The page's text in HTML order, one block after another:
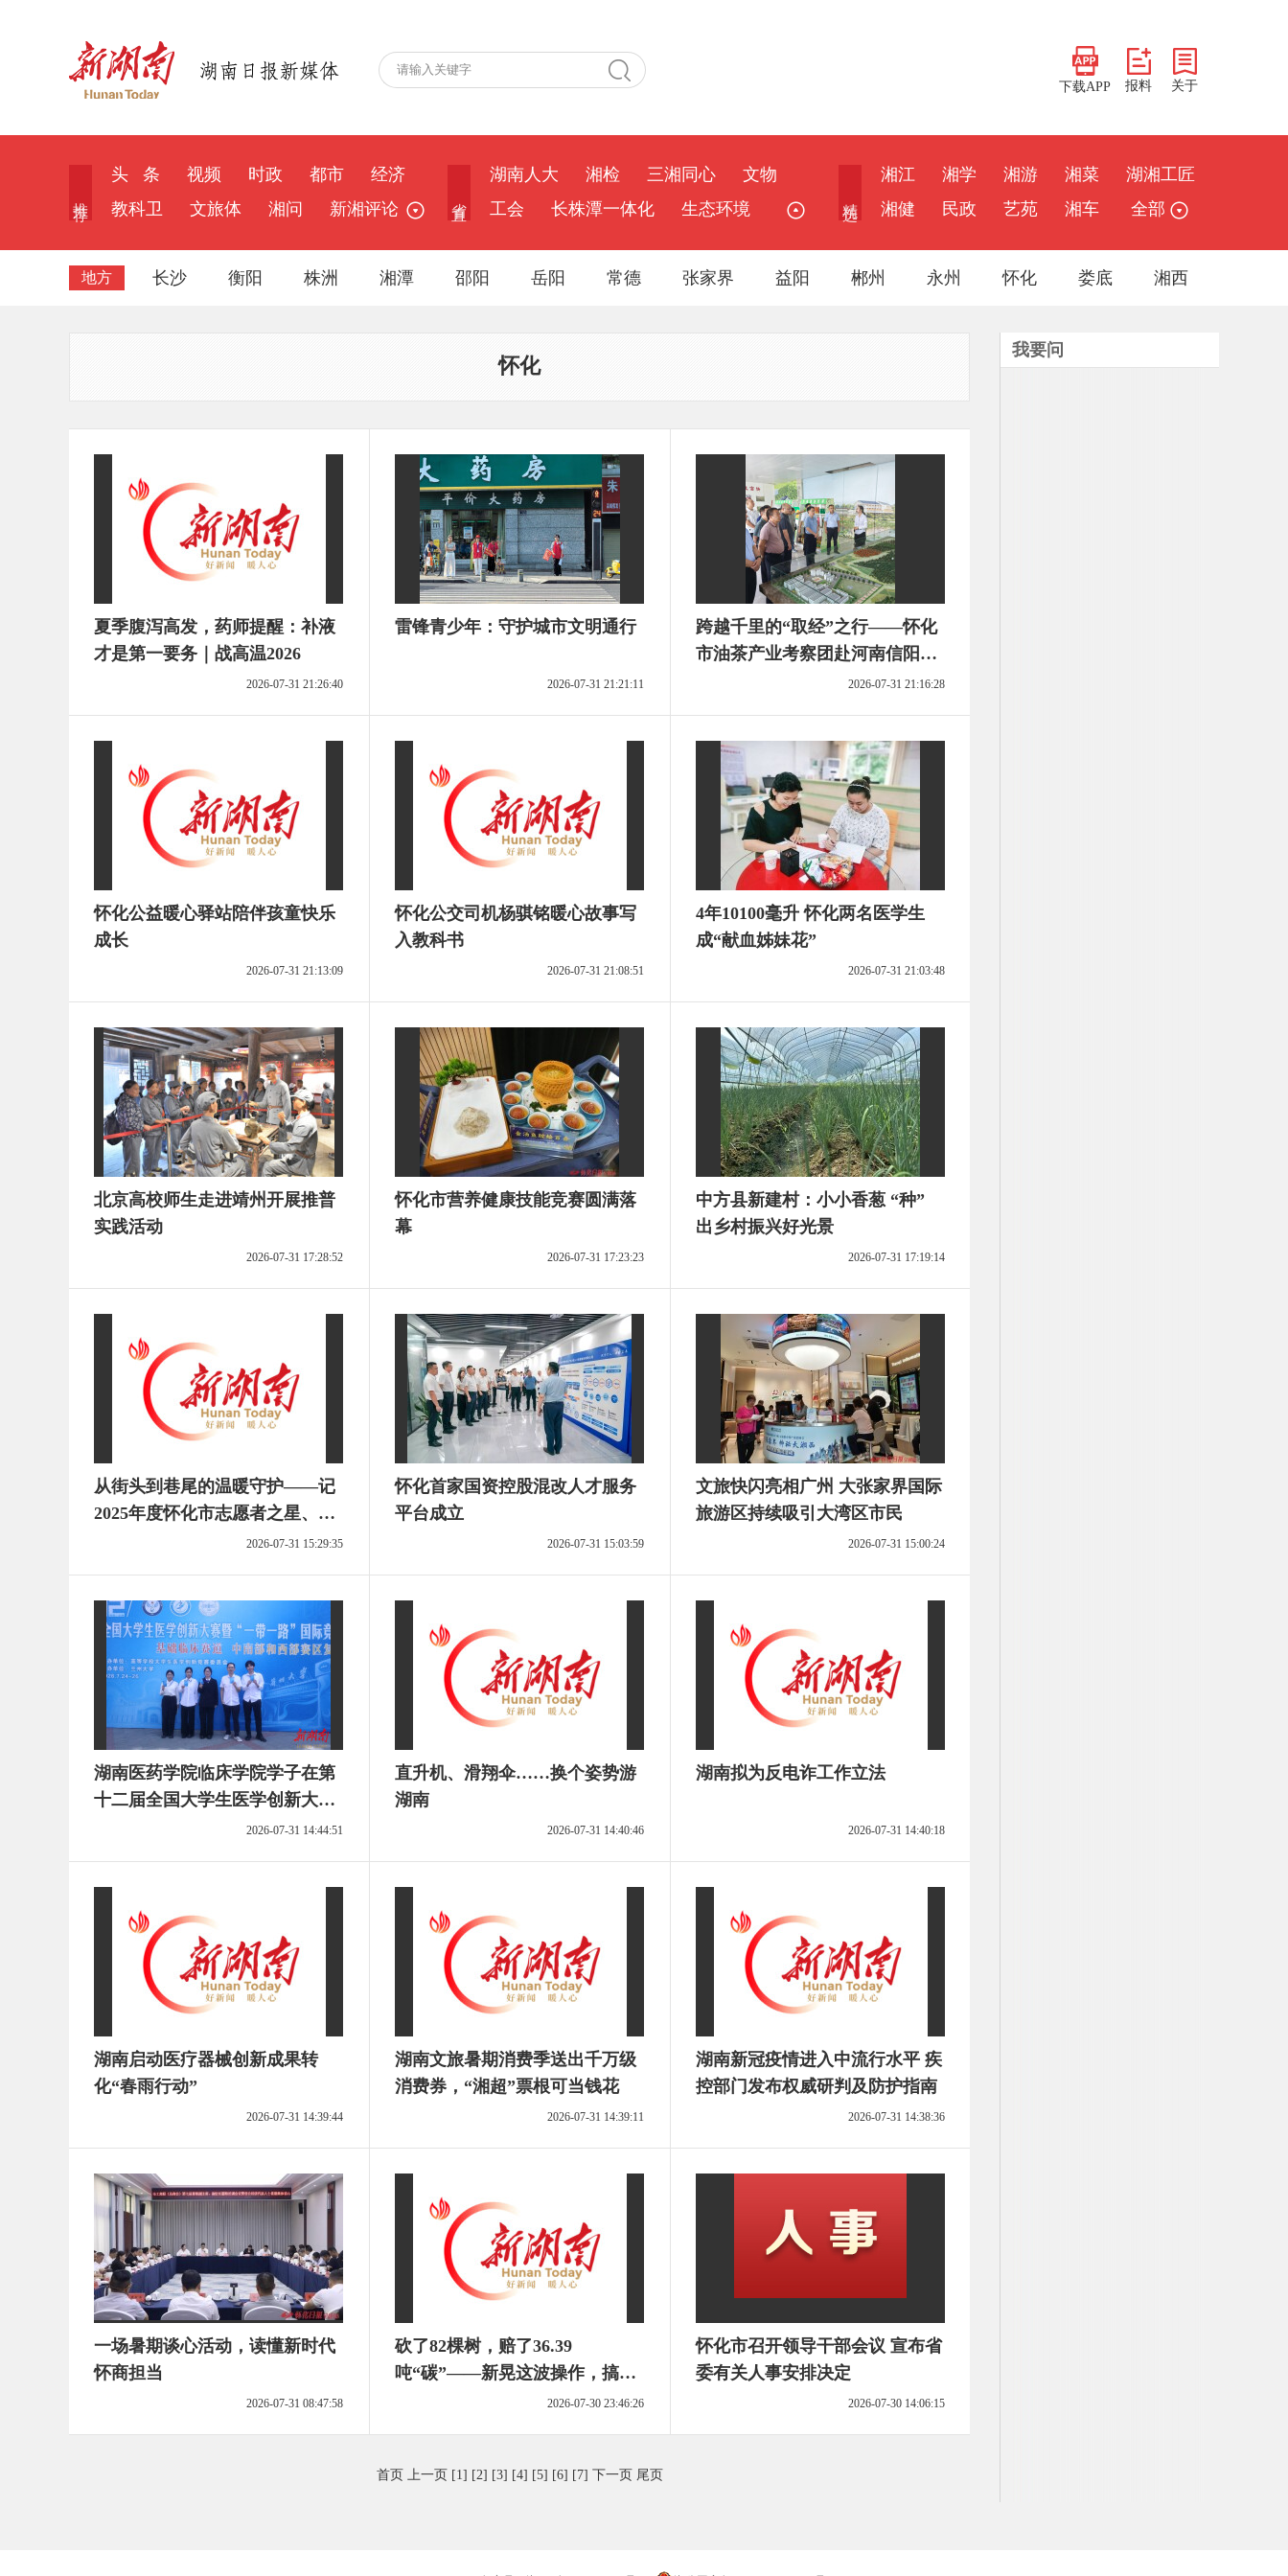
下载APP 报料 关于
头 条 视频 时政 都市
经济
教科卫
文旅体 湘问 新湘评论
湖南人大 湘检 三湘同心
文物
工会
长株潭一体化 生态环境
湘江 湘学 湘游 湘菜
湖湘工匠
湘健
民政 艺苑 湘车 全部
地方 长沙 衡阳 株洲 湘潭 邵阳 岳阳 常德 张家界 益阳 郴州 永州 怀化 娄底 湘西
怀化
夏季腹泻高发，药师提醒：补液
才是第一要务｜战高温2026
2026-07-31 21:26:40
雷锋青少年：守护城市文明通行
2026-07-31 21:21:11
跨越千里的“取经”之行——怀化
市油茶产业考察团赴河南信阳学
2026-07-31 21:16:28
怀化公益暖心驿站陪伴孩童快乐
成长
2026-07-31 21:13:09
怀化公交司机杨骐铭暖心故事写
入教科书
2026-07-31 21:08:51
4年10100毫升 怀化两名医学生
成“献血姊妹花”
2026-07-31 21:03:48
北京高校师生走进靖州开展推普
实践活动
2026-07-31 17:28:52
怀化市营养健康技能竞赛圆满落
幕
2026-07-31 17:23:23
中方县新建村：小小香葱 “种”
出乡村振兴好光景
2026-07-31 17:19:14
从街头到巷尾的温暖守护——记
2025年度怀化市志愿者之星、怀
化市公安局党员志愿者汪维
2026-07-31 15:29:35
怀化首家国资控股混改人才服务
平台成立
2026-07-31 15:03:59
文旅快闪亮相广州 大张家界国际
旅游区持续吸引大湾区市民
2026-07-31 15:00:24
湖南医药学院临床学院学子在第
十二届全国大学生医学创新大赛
2026-07-31 14:44:51
直升机、滑翔伞……换个姿势游
湖南
2026-07-31 14:40:46
湖南拟为反电诈工作立法
2026-07-31 14:40:18
湖南启动医疗器械创新成果转
化“春雨行动”
2026-07-31 14:39:44
湖南文旅暑期消费季送出千万级
消费券，“湘超”票根可当钱花
2026-07-31 14:39:11
湖南新冠疫情进入中流行水平 疾
控部门发布权威研判及防护指南
2026-07-31 14:38:36
一场暑期谈心活动，读懂新时代
怀商担当
2026-07-31 08:47:58
砍了82棵树，赔了36.39
吨“碳”——新晃这波操作，搞清
2026-07-30 23:46:26
怀化市召开领导干部会议 宣布省
委有关人事安排决定
2026-07-30 14:06:15
首页 上一页 [1] [2] [3] [4] [5] [6] [7] 下一页 尾页
我要问